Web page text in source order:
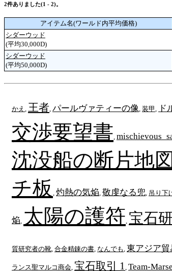
2件ありました(1 - 2)。
アイテム名(ワールド内平均価格)
シダーウッド
(平均30,000D)
シダーウッド
(平均50,000D)
かえ 王者 パールヴァティーの像 装甲 ド
交渉要望書
沈没船の断片地図
チ板 灼熱の気焔 敬虔なる兜 吊り下
焔 太陽の護符 宝石
質研究者の靴 合金精錬の書 なんでも 東アジア貿
ランス聖マルコ商会 宝石取引 1 Team-